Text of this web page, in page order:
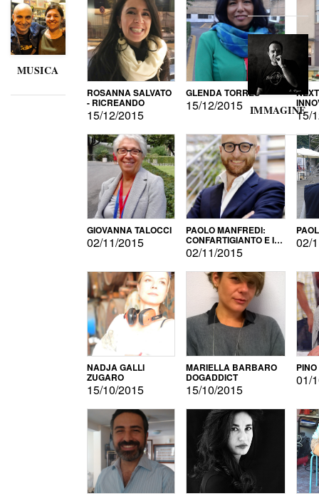
MUSICA
ROSANNA SALVATO
- RICREANDO
15/12/2015
GLENDA TORRES
15/12/2015
15/
GIOVANNA TALOCCI
02/11/2015
PAOLO MANFREDI:
CONFARTIGIANTO E IL
SONDAGGIO
02/11/2015
02/
NADJA GALLI
ZUGARO
15/10/2015
MARIELLA BARBARO
DOGADDICT
15/10/2015
01/
IMMAGINE